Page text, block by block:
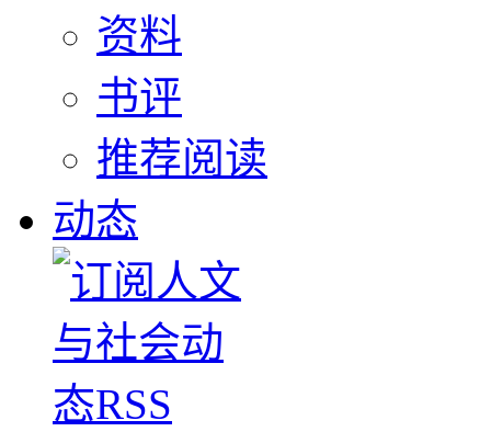
资料
书评
推荐阅读
动态